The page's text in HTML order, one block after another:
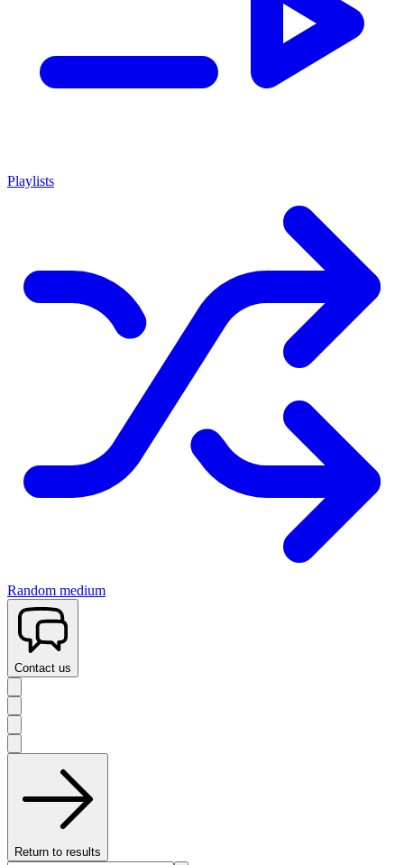
Playlists
Random medium
Contact us
Return to results